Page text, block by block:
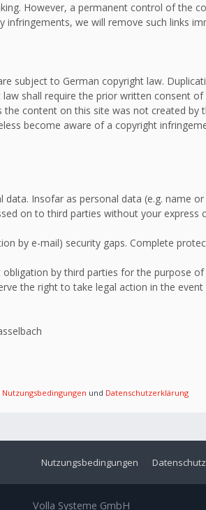
However, a permanent control of the
we will remove such links
subject to German copyright law.
shall require the prior written consent
content on this site was not created
become aware of a copyright
Insofar as personal data (e.g. name
on to third parties without your express
by e-mail) security gaps. Complete
by third parties for the purpose
the right to take legal action in the
Nutzungsbedingungen und Datenschutzerklärung
Datenschutz
Nutzungsbedingungen
Volla Systeme GmbH